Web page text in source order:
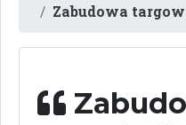
Zabudowa